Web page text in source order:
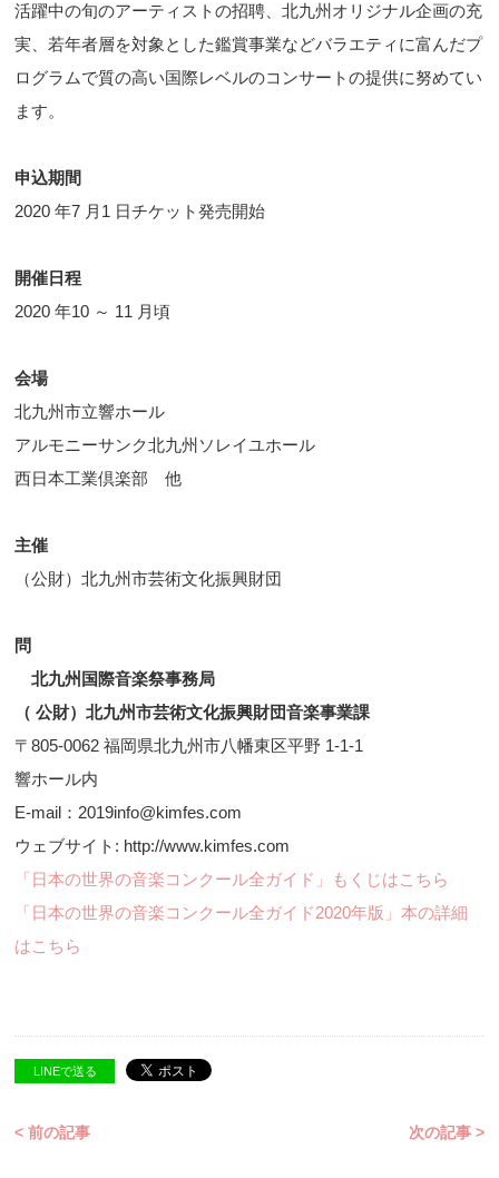
活躍中の旬のアーティストの招聘、北九州オリジナル企画の充
実、若年者層を対象とした鑑賞事業などバラエティに富んだプ
ログラムで質の高い国際レベルのコンサートの提供に努めてい
ます。
申込期間
2020 年7 月1 日チケット発売開始
開催日程
2020 年10 ～ 11 月頃
会場
北九州市立響ホール
アルモニーサンク北九州ソレイユホール
西日本工業倶楽部 他
主催
（公財）北九州市芸術文化振興財団
問
北九州国際音楽祭事務局
（ 公財）北九州市芸術文化振興財団音楽事業課
〒805-0062 福岡県北九州市八幡東区平野 1-1-1
響ホール内
E-mail：2019info@kimfes.com
ウェブサイト: http://www.kimfes.com
「日本の世界の音楽コンクール全ガイド」もくじはこちら
「日本の世界の音楽コンクール全ガイド2020年版」本の詳細
はこちら
LINEで送る
< 前の記事 次の記事 >